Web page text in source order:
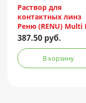
Incorporated/Италия
Раствор для
контактных линз
Реню (RENU) Multi
120мл + контейнер
387.50 руб.
В корзину